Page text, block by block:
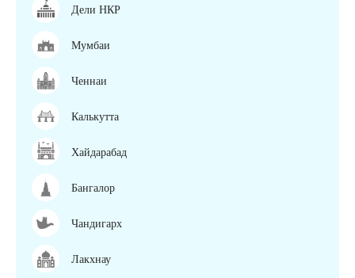
Дели НКР
Мумбаи
Ченнаи
Калькутта
Хайдарабад
Бангалор
Чандигарх
Лакхнау